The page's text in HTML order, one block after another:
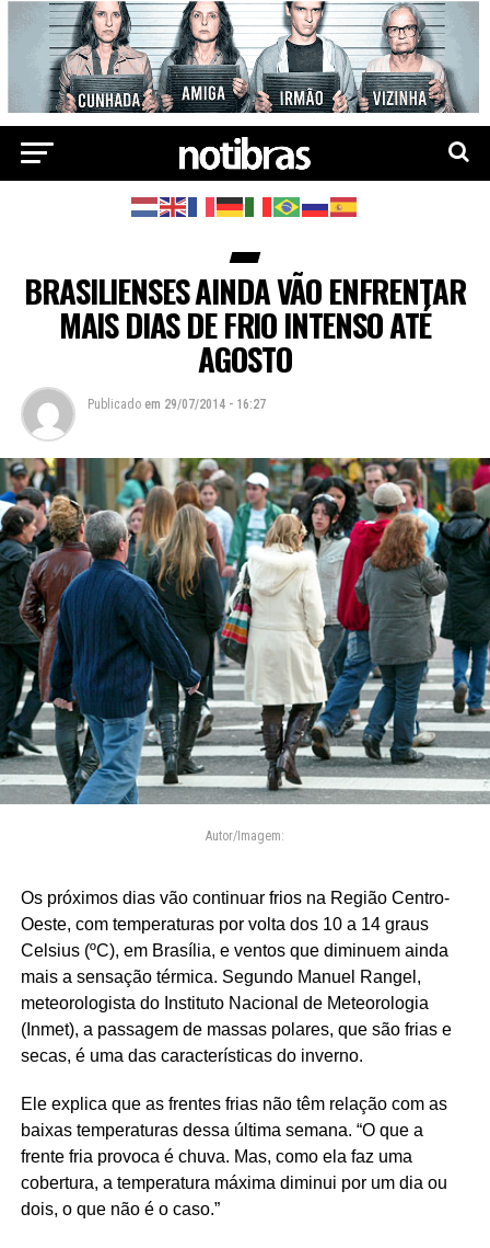
BRASILIENSES AINDA VÃO ENFRENTAR
MAIS DIAS DE FRIO INTENSO ATÉ
AGOSTO
Publicado em 29/07/2014 - 16:27
Autor/Imagem:
Os próximos dias vão continuar frios na Região Centro-
Oeste, com temperaturas por volta dos 10 a 14 graus
Celsius (ºC), em Brasília, e ventos que diminuem ainda
mais a sensação térmica. Segundo Manuel Rangel,
meteorologista do Instituto Nacional de Meteorologia
(Inmet), a passagem de massas polares, que são frias e
secas, é uma das características do inverno.
Ele explica que as frentes frias não têm relação com as
baixas temperaturas dessa última semana. “O que a
frente fria provoca é chuva. Mas, como ela faz uma
cobertura, a temperatura máxima diminui por um dia ou
dois, o que não é o caso.”